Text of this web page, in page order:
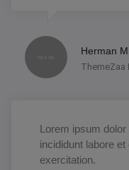
Herman
ThemeZaa
Lorem ipsum
incididunt labore
exercitation.